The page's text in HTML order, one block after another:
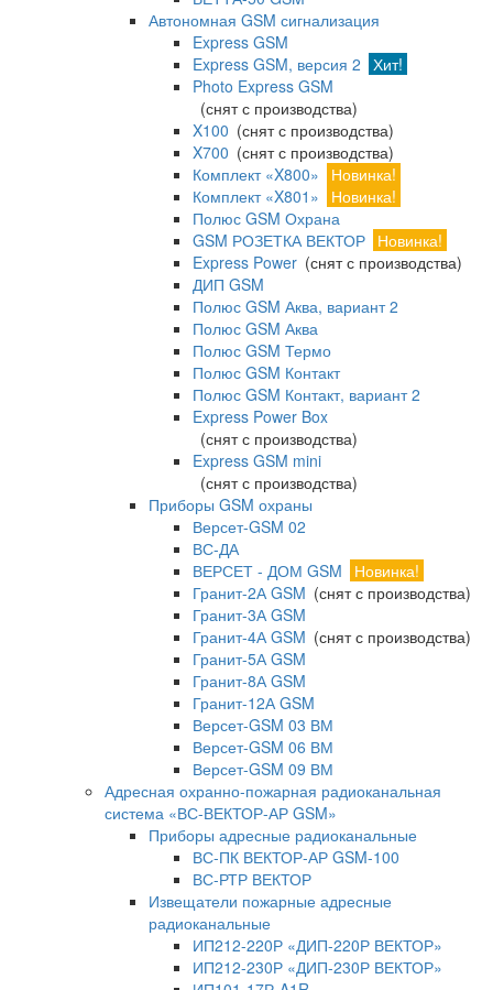
Автономная GSM сигнализация
Express GSM
Express GSM, версия 2 Хит!
Photo Express GSM
(снят с производства)
X100 (снят с производства)
X700 (снят с производства)
Комплект «X800»
Новинка!
Комплект «X801»
Новинка!
Полюс GSM Охрана
GSM РОЗЕТКА ВЕКТОР Новинка!
Express Power (снят с производства)
ДИП GSM
Полюс GSM Аква, вариант 2
Полюс GSM Аква
Полюс GSM Термо
Полюс GSM Контакт
Полюс GSM Контакт, вариант 2
Express Power Box
(снят с производства)
Express GSM mini
(снят с производства)
Приборы GSM охраны
Версет-GSM 02
ВС-ДА
ВЕРСЕТ - ДОМ GSM
Новинка!
Гранит-2А GSM (снят с производства)
Гранит-3А GSM
Гранит-4А GSM (снят с производства)
Гранит-5А GSM
Гранит-8А GSM
Гранит-12А GSM
Версет-GSM 03 ВМ
Версет-GSM 06 ВМ
Версет-GSM 09 ВМ
Адресная охранно-пожарная радиоканальная
система «ВС-ВЕКТОР-АР GSM»
Приборы адресные радиоканальные
ВС-ПК ВЕКТОР-АР GSM-100
ВС-РТР ВЕКТОР
Извещатели пожарные адресные
радиоканальные
ИП212-220Р «ДИП-220Р ВЕКТОР»
ИП212-230Р «ДИП-230Р ВЕКТОР»